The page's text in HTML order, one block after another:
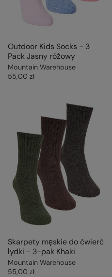
Outdoor Kids Socks - 3
Pack Jasny różowy
Mountain Warehouse
55,00 zł
Skarpety męskie do ćwierć
łydki - 3-pak Khaki
Mountain Warehouse
55,00 zł